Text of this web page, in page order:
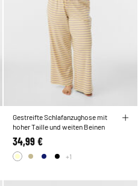
Gestreifte Schlafanzughose mit
hoher Taille und weiten Beinen
34,99 €
+1